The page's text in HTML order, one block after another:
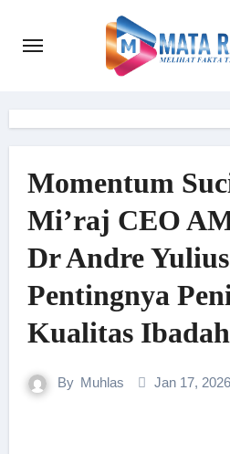
Momentum
Mi’raj CEO
Dr Andre
Pentingnya
Kualitas Ibadah
By Muhlas Jan 17, 2026